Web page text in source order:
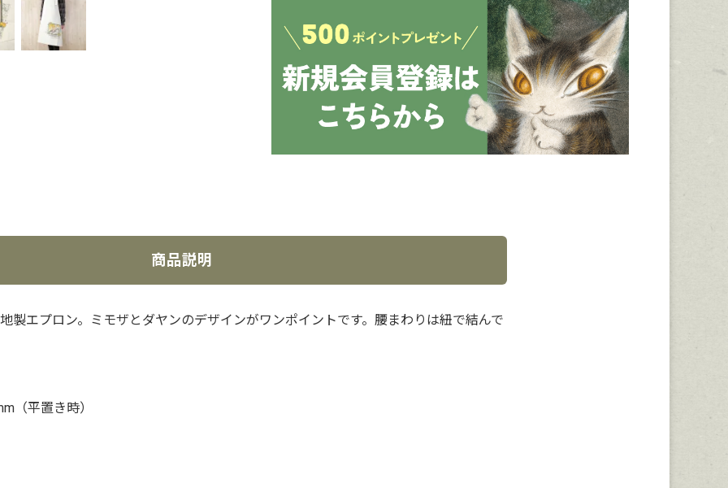
商品説明
製エプロン。ミモザとダヤンのデザインがワンポイントです。腰まわりは紐で結んで
（平置き時）